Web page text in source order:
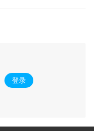
登录 。